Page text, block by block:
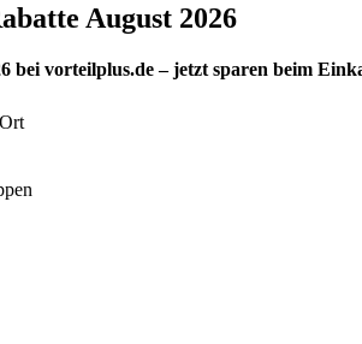
August 2026
bei vorteilplus.de – jetzt sparen beim